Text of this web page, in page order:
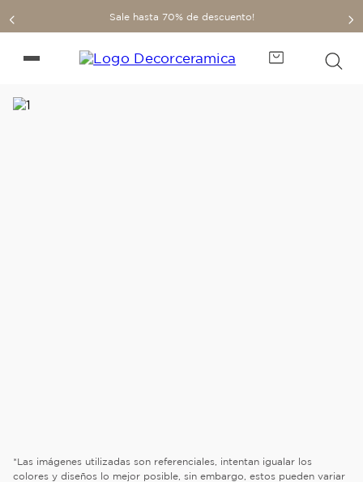
Sale hasta 70% de descuento!
*Las imágenes utilizadas son referenciales, intentan igualar los
colores y diseños lo mejor posible, sin embargo, estos pueden variar